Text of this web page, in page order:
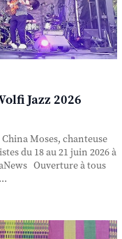
Jazz 2026
Moses, chanteuse
du 18 au 21 juin 2026 à
Ouverture à tous